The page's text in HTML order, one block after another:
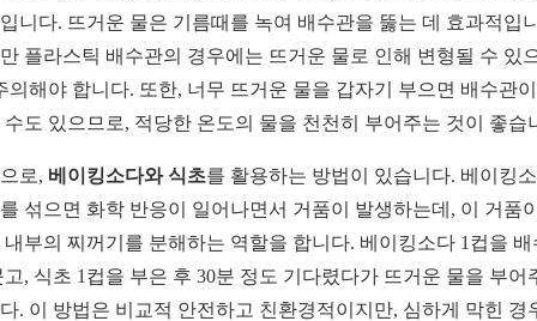
입니다. 뜨거운 물은 기름때를 녹여 배수관을 뚫는 데 효과적입
플라스틱 배수관의 경우에는 뜨거운 물로 인해 변형될 수 있
의해야 합니다. 또한, 너무 뜨거운 물을 갑자기 부으면 배수관
수도 있으므로, 적당한 온도의 물을 천천히 부어주는 것이 좋습
로, 베이킹소다와 식초를 활용하는 방법이 있습니다. 베이킹
섞으면 화학 반응이 일어나면서 거품이 발생하는데, 이 거품
내부의 찌꺼기를 분해하는 역할을 합니다. 베이킹소다 1컵을 배
고, 식초 1컵을 부은 후 30분 정도 기다렸다가 뜨거운 물을 부어
. 이 방법은 비교적 안전하고 친환경적이지만, 심하게 막힌 경